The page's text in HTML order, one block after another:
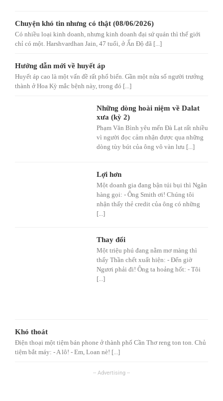
Chuyện khó tin nhưng có thật (08/06/2026)
Có nhiều loại kinh doanh, nhưng kinh doanh đại sứ quán thì thế giới
chỉ có một. Harshvardhan Jain, 47 tuổi, ở Ấn Độ đã [...]
Hướng dẫn mới về huyết áp
Huyết áp cao là một vấn đề rất phổ biến. Gần một nửa số người trưởng
thành ở Hoa Kỳ mắc bệnh này, trong đó [...]
Những dòng hoài niệm về Dalat
xưa (kỳ 2)
Phạm Văn Bình yêu mến Đà Lạt rất nhiều
vì người đọc cảm nhận được qua những
dòng tùy bút của ông vô vàn lưu [...]
Lợi hơn
Một doanh gia đang bận túi bụi thì Ngân
hàng gọi: - Ông Smith ơi! Chúng tôi
nhận thấy thẻ credit của ông có những
[...]
Thay đổi
Một triệu phú đang nằm mơ màng thì
thấy Thần chết xuất hiện: - Đến giờ
Ngươi phải đi! Ông ta hoảng hốt: - Tôi
[...]
Khó thoát
Điện thoại một tiệm bán phone ở thành phố Cần Thơ reng ton ton. Chủ
tiệm bắt máy: - A lô! - Em, Loan nè! [...]